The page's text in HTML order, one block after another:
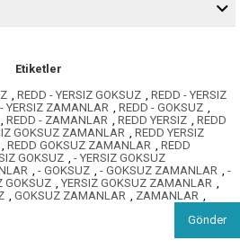
Etiketler
, REDD - YERSIZ GOKSUZ , REDD - YERSIZ
YERSIZ ZAMANLAR , REDD - GOKSUZ ,
, REDD - ZAMANLAR , REDD YERSIZ , REDD
GOKSUZ ZAMANLAR , REDD YERSIZ
, REDD GOKSUZ ZAMANLAR , REDD
GOKSUZ , - YERSIZ GOKSUZ
, - GOKSUZ , - GOKSUZ ZAMANLAR , -
GOKSUZ , YERSIZ GOKSUZ ZAMANLAR ,
, GOKSUZ ZAMANLAR , ZAMANLAR ,
Gönder